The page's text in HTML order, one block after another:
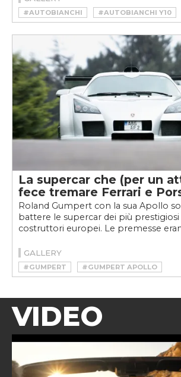
#AUTOBIANCHI
#AUTOBIANCHI Y10
#AUTOBIANCHI Y10 4WD
La supercar che (per un
fece tremare Ferrari e
Roland Gumpert con la sua Apollo
battere le supercar dei più prestigiosi
costruttori europei. Le premesse
GALLERY
#GUMPERT #GUMPERT APOLLO
VIDEO